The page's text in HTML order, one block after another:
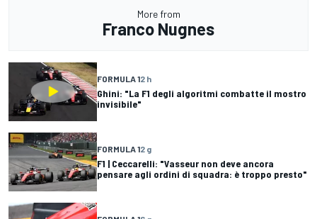
More from
Franco Nugnes
FORMULA 12 h
Ghini: "La F1 degli algoritmi combatte il mostro
invisibile"
FORMULA 12 g
F1 | Ceccarelli: "Vasseur non deve ancora
pensare agli ordini di squadra: è troppo presto"